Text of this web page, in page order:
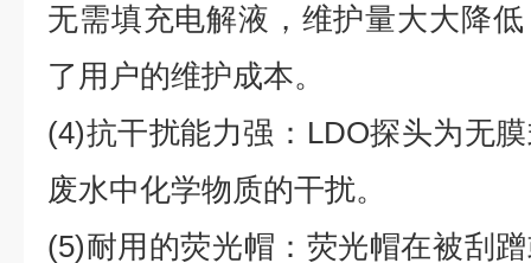
无需填充电解液，维护量大大降
了用户的维护成本。
(4)抗干扰能力强：LDO探头为无
废水中化学物质的干扰。
(5)耐用的荧光帽：荧光帽在被刮